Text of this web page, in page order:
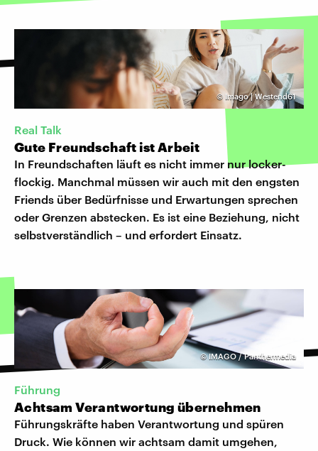
© Imago | Westend61
Real Talk
Gute Freundschaft ist Arbeit
In Freundschaften läuft es nicht immer nur locker-
flockig. Manchmal müssen wir auch mit den engsten
Friends über Bedürfnisse und Erwartungen sprechen
oder Grenzen abstecken. Es ist eine Beziehung, nicht
selbstverständlich – und erfordert Einsatz.
©IMAGO / Panthermedia
Führung
Achtsam Verantwortung übernehmen
Führungskräfte haben Verantwortung und spüren
Druck. Wie können wir achtsam damit umgehen,